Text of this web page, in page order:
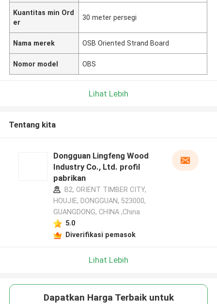
Kuantitas min Ord
er
30 meter persegi
Nama merek OSB Oriented Strand Board
Nomor model OBS
Lihat Lebih
Tentang kita
Dongguan Lingfeng Wood
Industry Co., Ltd. profil
pabrikan
B2, ORIENT TIMBER CITY,
HOUJIE, DONGGUAN, 523000,
GUANGDONG, CHINA ,China
5.0
Diverifikasi pemasok
Lihat Lebih
Dapatkan Harga Terbaik untuk